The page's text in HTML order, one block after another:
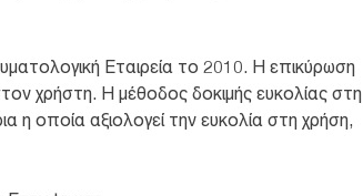
Εταιρεία το 2010. Η επικύρωση
χρήστη. Η μέθοδος δοκιμής ευκολίας στη
η οποία αξιολογεί την ευκολία στη χρήση,